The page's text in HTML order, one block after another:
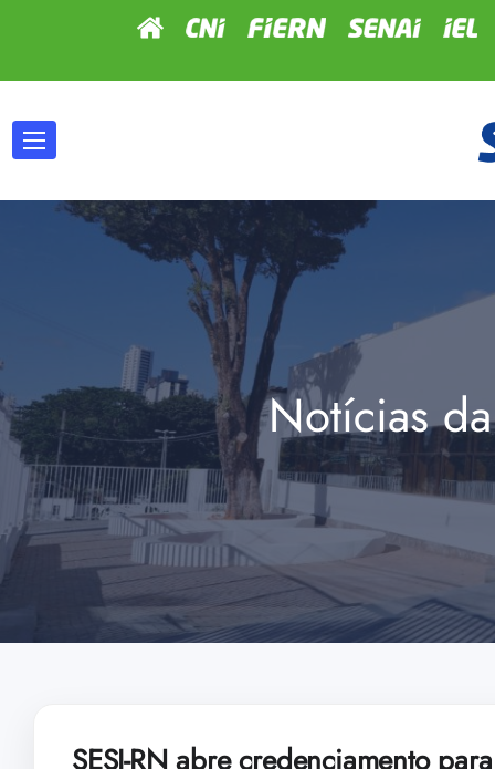
Notícias
SESI-RN abre credenciamento